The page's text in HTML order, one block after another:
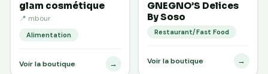
glam cosmétique
📍 mbour
Alimentation
Voir la boutique →
GNEGNO’S Delices
By Soso
Restaurant/Fast Food
Voir la boutique →